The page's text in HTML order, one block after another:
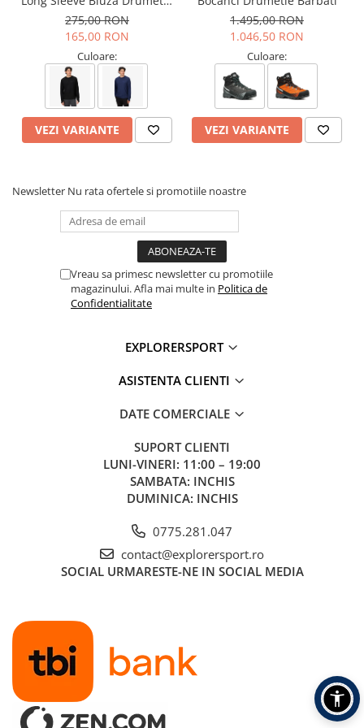
Croiala: Regular
Tehnologii
Flower Down- combina proprietatile fibrei Kapok si ale
pufului reciclat, oferind performante tehnice ridicate cu
impact minim asupra mediului.
Bluesign- garanteaza materiale sustenabile si procese de
fabricatie sigure pentru oameni si natura.
Vezi si celelalte produse din categoria: Geci iarna barbati
Barbati
275,00 RON
165,00 RON
Culoare:
VEZI VARIANTE
1.495,00 RON
1.046,50 RON
Culoare:
VEZI VARIANTE
Newsletter Nu rata ofertele si promotiile noastre
Vreau sa primesc newsletter cu promotiile
magazinului. Afla mai multe in Politica de
Confidentialitate
EXPLORERSPORT
ASISTENTA CLIENTI
DATE COMERCIALE
SUPORT CLIENTI
LUNI-VINERI: 11:00 – 19:00
SAMBATA: INCHIS
DUMINICA: INCHIS
0775.281.047
contact@explorersport.ro
SOCIAL URMARESTE-NE IN SOCIAL MEDIA